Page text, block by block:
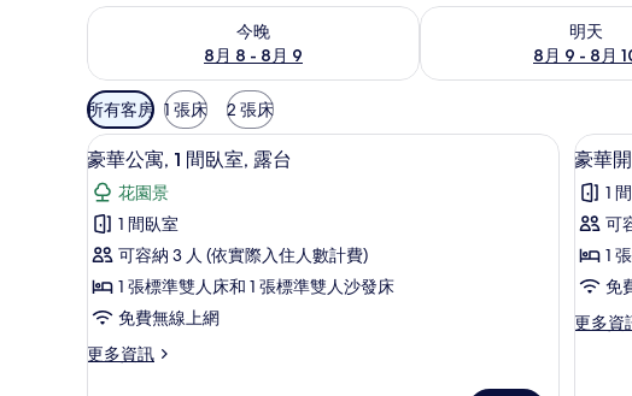
今晚
8月 8 - 8月 9
查看今晚 (8月 8 - 8月 9) 的供應情況
明天
8月 9 - 8月
查看明天 (8月 9 - 8月 10)
可
用
的
客
房
篩
選
條
件
所有客房 1 張床 2 張床
顯
示
豪
華
公
寓,
間
豪華公寓, 1 間臥室, 露台 | 高級寢具、隔音
5
豪華公寓, 1 間臥室, 露台
花園景
1 間臥室
可容納 3 人 (依實際入住人數計費)
1 張標準雙人床和 1 張標準雙人沙發床
免費無線上網
更多資訊
更
顯
示
豪
華
開
式
7
豪華
1
可
1
免
更多資
更